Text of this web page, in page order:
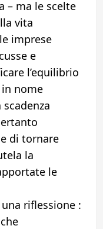
– ma le scelte
vita
imprese
e
l’equilibrio
nome
di tornare
la
le
riflessione :